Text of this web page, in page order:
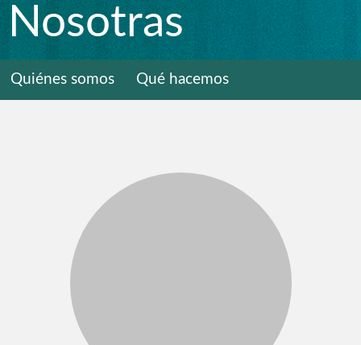
Nosotras
Quiénes somos Qué hacemos